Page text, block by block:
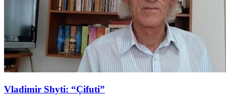
Vladimir Shyti: “Çifuti”